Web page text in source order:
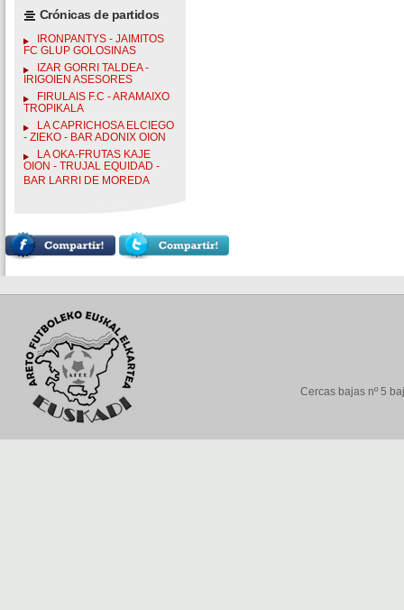
Crónicas de partidos
IRONPANTYS - JAIMITOS
FC GLUP GOLOSINAS
IZAR GORRI TALDEA -
IRIGOIEN ASESORES
FIRULAIS F.C - ARAMAIXO
TROPIKALA
LA CAPRICHOSA ELCIEGO
- ZIEKO - BAR ADONIX OION
LA OKA-FRUTAS KAJE
OION - TRUJAL EQUIDAD -
BAR LARRI DE MOREDA
Cercas bajas nº 5